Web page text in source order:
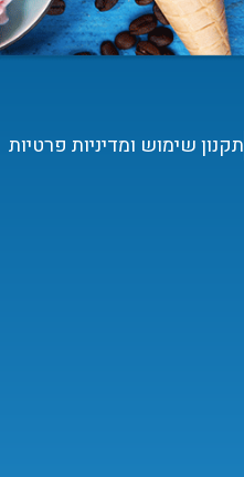
תקנון שימוש ומדיניות פרטיות